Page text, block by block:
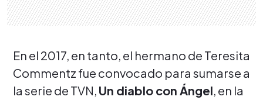
En el 2017, en tanto, el hermano de Teresita
Commentz fue convocado para sumarse a
la serie de TVN, Un diablo con Ángel, en la